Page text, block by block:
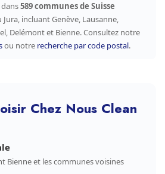
589 communes de Suisse
Jura, incluant Genève, Lausanne,
Delémont et Bienne. Consultez notre
ou notre recherche par code postal.
Chez Nous Clean
Bienne et les communes voisines